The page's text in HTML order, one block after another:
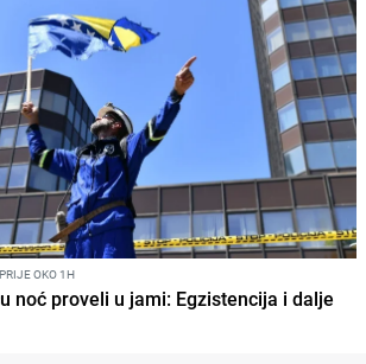
PRIJE OKO 1H
noć proveli u jami: Egzistencija i dalje